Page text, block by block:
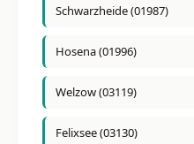
Schwarzheide (01987)
Hosena (01996)
Welzow (03119)
Felixsee (03130)